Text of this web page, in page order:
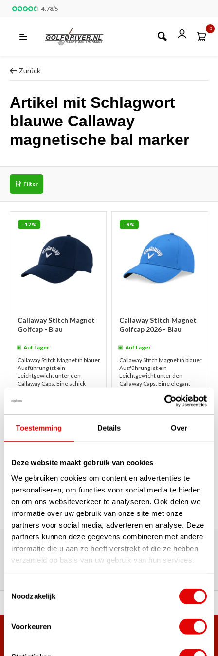
Toestemming Details Over
Deze website maakt gebruik van cookies
We gebruiken cookies om content en advertenties te
personaliseren, om functies voor social media te bieden
en om ons websiteverkeer te analyseren. Ook delen we
informatie over uw gebruik van onze site met onze
partners voor social media, adverteren en analyse. Deze
partners kunnen deze gegevens combineren met andere
informatie die u aan ze heeft verstrekt of die ze hebben
verzameld op basis van uw gebruik van hun services.
Noodzakelijk
Voorkeuren
4.78/5
0
Zurück
Artikel mit Schlagwort
blauwe Callaway
magnetische bal marker
Filter
-17%
Callaway Stitch Magnet
Golfcap - Blau
Auf Lager
Callaway Stitch Magnet in blauer
Ausführung ist ein
Leichtgewicht unter den
Callaway Caps. Eine schick
Tour beliebt ist! ...
€25,00
-8%
Callaway Stitch Magnet
Golfcap 2026 - Blau
Auf Lager
Callaway Stitch Magnet in blauer
Ausführung ist ein
Leichtgewicht unter den
Callaway Caps. Eine elegant
Tour beliebt ist!...weiterlesen
€27,50
Seite 1 von 1
Über 180.000 Kunden | Über 5.000 Bewertungen | Trusted
Shops, TrustPilot, Google
Bewertungen: Das sagen unsere
Kunden
Vor 15:00 Uhr bestellt,
Mehr als 38.000 Kunden haben sich bereits